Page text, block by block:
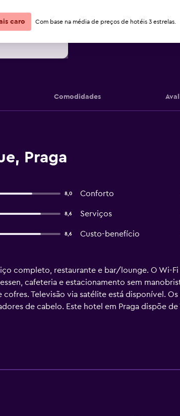
Ver oferta
Comodidades
Praga
8,0 Conforto
8,6 Serviços
8,6 Custo-benefício
completo, restaurante e bar/lounge. O Wi-
cafeteria e estacionamento sem
Televisão via satélite está disponível. Os
de cabelo. Este hotel em Praga dispõe de
ferros/tábuas de passar roupa podem ser
estão disponíveis na propriedade ou perto
caro Com base na média de preços de hotéis 3 estrelas.